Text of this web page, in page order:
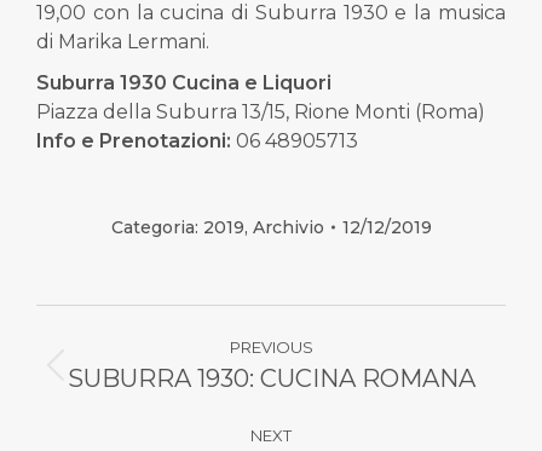
19,00 con la cucina di Suburra 1930 e la musica
di Marika Lermani.
Suburra 1930 Cucina e Liquori
Piazza della Suburra 13/15, Rione Monti (Roma)
Info e Prenotazioni: 06 48905713
Categoria: 2019, Archivio 12/12/2019
di
PREVIOUS
Stile
SUBURRA 1930: CUCINA ROMANA
NEXT